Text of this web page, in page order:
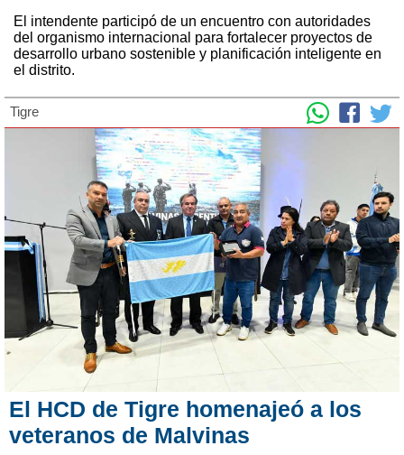
El intendente participó de un encuentro con autoridades
del organismo internacional para fortalecer proyectos de
desarrollo urbano sostenible y planificación inteligente en
el distrito.
Tigre
El HCD de Tigre homenajeó a los
veteranos de Malvinas